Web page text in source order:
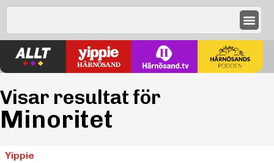
Visar resultat för
Minoritet
Yippie